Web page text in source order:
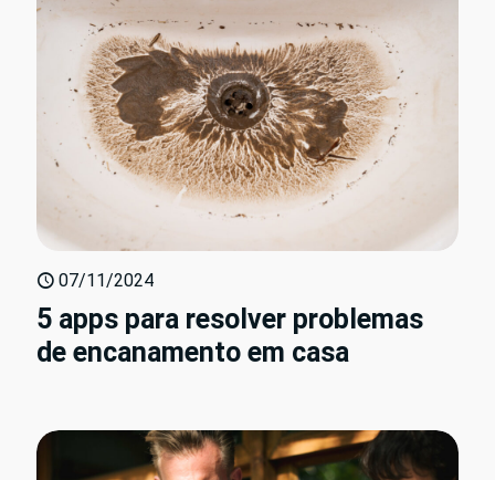
07/11/2024
5 apps para resolver problemas
de encanamento em casa